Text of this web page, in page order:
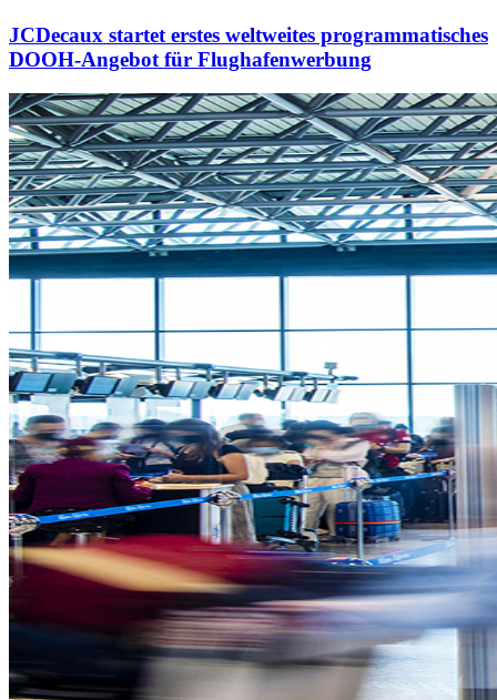
JCDecaux startet erstes weltweites programmatisches
DOOH-Angebot für Flughafenwerbung